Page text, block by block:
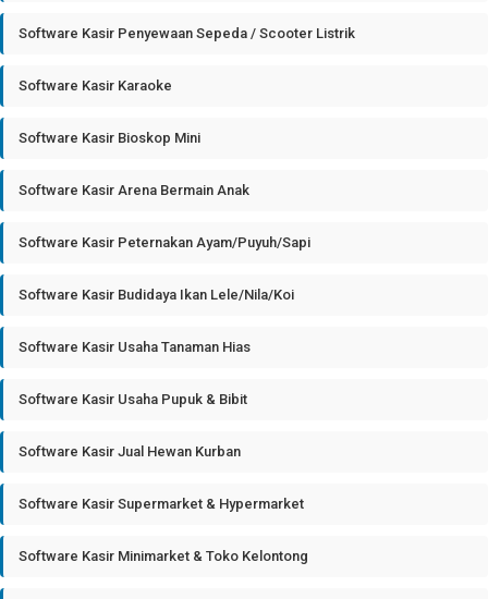
Software Kasir Penyewaan Sepeda / Scooter Listrik
Software Kasir Karaoke
Software Kasir Bioskop Mini
Software Kasir Arena Bermain Anak
Software Kasir Peternakan Ayam/Puyuh/Sapi
Software Kasir Budidaya Ikan Lele/Nila/Koi
Software Kasir Usaha Tanaman Hias
Software Kasir Usaha Pupuk & Bibit
Software Kasir Jual Hewan Kurban
Software Kasir Supermarket & Hypermarket
Software Kasir Minimarket & Toko Kelontong